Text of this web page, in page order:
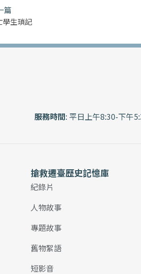
篇
學生瑣記
服務時間: 平日上午8:30-下午
搶救遷臺歷史記憶庫
紀錄片
人物故事
專題故事
舊物絮語
短影音